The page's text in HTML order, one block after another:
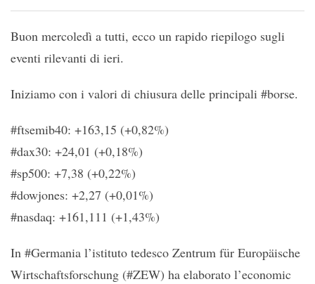
Buon mercoledì a tutti, ecco un rapido riepilogo sugli
eventi rilevanti di ieri.
Iniziamo con i valori di chiusura delle principali #borse.
#ftsemib40: +163,15 (+0,82%)
#dax30: +24,01 (+0,18%)
#sp500: +7,38 (+0,22%)
#dowjones: +2,27 (+0,01%)
#nasdaq: +161,111 (+1,43%)
In #Germania l’istituto tedesco Zentrum für Europäische
Wirtschaftsforschung (#ZEW) ha elaborato l’economic